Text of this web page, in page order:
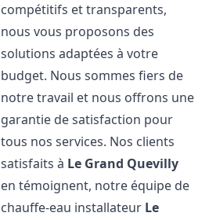
compétitifs et transparents,
nous vous proposons des
solutions adaptées à votre
budget. Nous sommes fiers de
notre travail et nous offrons une
garantie de satisfaction pour
tous nos services. Nos clients
satisfaits à Le Grand Quevilly
en témoignent, notre équipe de
chauffe-eau installateur Le